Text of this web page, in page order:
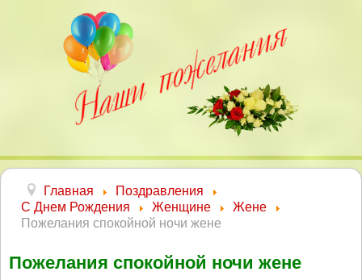
Главная
Поздравления
С Днем Рождения
Женщине
Жене
Пожелания спокойной ночи жене
Пожелания спокойной ночи жене